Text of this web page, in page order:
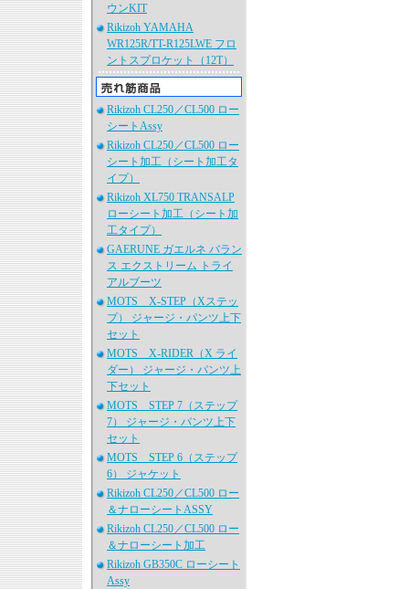
ウンKIT
Rikizoh YAMAHA
WR125R/TT-R125LWE フロ
ントスプロケット（12T）
Rikizoh CL250／CL500 ロー
シートAssy
Rikizoh CL250／CL500 ロー
シート加工（シート加工タ
イプ）
Rikizoh XL750 TRANSALP
ローシート加工（シート加
工タイプ）
GAERUNE ガエルネ バラン
ス エクストリーム トライ
アルブーツ
MOTS X-STEP（Xステッ
プ） ジャージ・パンツ上下
セット
MOTS X-RIDER（X ライ
ダー） ジャージ・パンツ上
下セット
MOTS STEP 7（ステップ
7） ジャージ・パンツ上下
セット
MOTS STEP 6（ステップ
6） ジャケット
Rikizoh CL250／CL500 ロー
＆ナローシートASSY
Rikizoh CL250／CL500 ロー
＆ナローシート加工
Rikizoh GB350C ローシート
Assy